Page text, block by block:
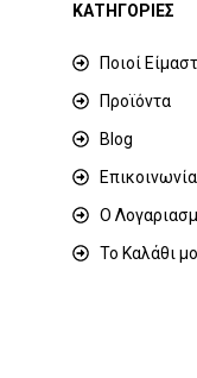
ΚΑΤΗΓΟΡΙΕΣ
Ποιοί
Προϊόντα
Blog
Επικοινωνία
Ο
Το Καλάθι